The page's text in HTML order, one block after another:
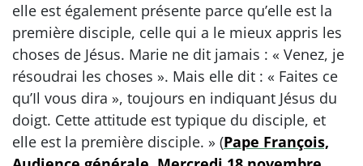
elle est également présente parce qu’elle est la
première disciple, celle qui a le mieux appris les
choses de Jésus. Marie ne dit jamais : « Venez, je
résoudrai les choses ». Mais elle dit : « Faites ce
qu’Il vous dira », toujours en indiquant Jésus du
doigt. Cette attitude est typique du disciple, et
elle est la première disciple. » (Pape François,